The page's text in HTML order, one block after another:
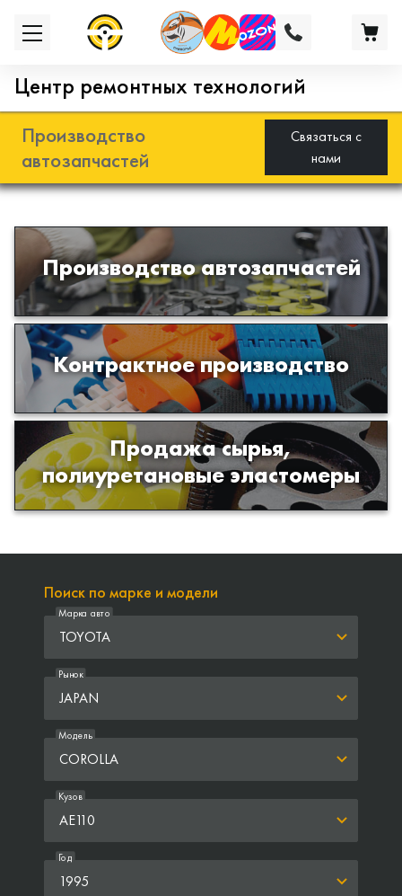
Центр ремонтных технологий
Производство
автозапчастей
Связаться с
нами
Производство автозапчастей
Разработка и производство деталей
из эластомеров для подвески
автомобиля
Контрактное производство
Производство изделий из пластиков
и полимеров по образцам либо
чертежам заказчика
Продажа сырья,
полиуретановые эластомеры
Продажа сырья для производства
изделий из полиуретана
Поиск по марке и модели
TOYOTA
Марка авто
JAPAN
Рынок
COROLLA
Модель
AE110
Кузов
1995
Год